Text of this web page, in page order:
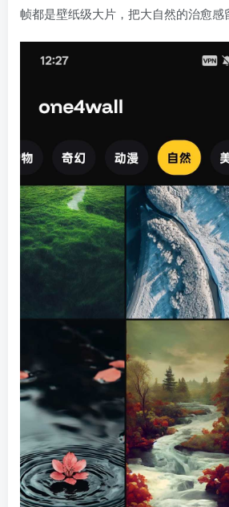
帧都是壁纸级大片，把大自然的治愈感